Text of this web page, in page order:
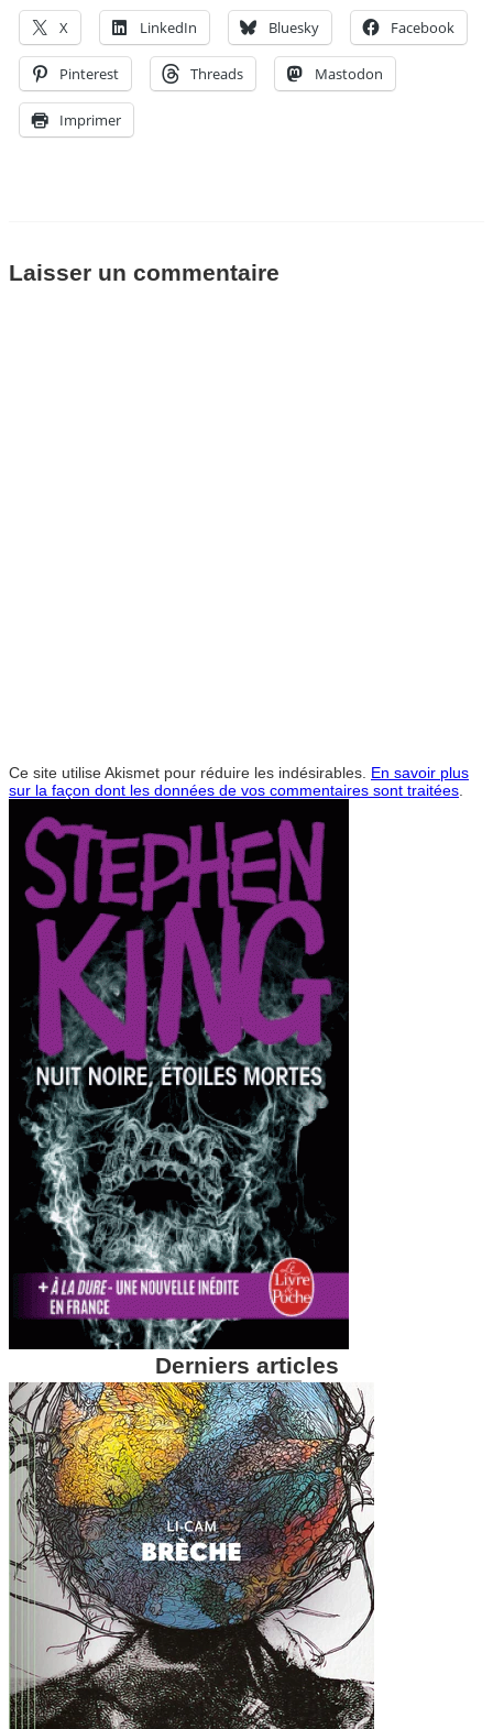
X LinkedIn Bluesky Facebook
Pinterest Threads Mastodon
Imprimer
Laisser un commentaire
Ce site utilise Akismet pour réduire les indésirables. En savoir plus
sur la façon dont les données de vos commentaires sont traitées
Derniers articles